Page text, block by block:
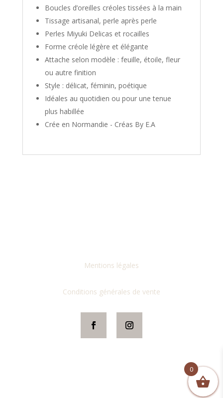
Boucles d’oreilles créoles tissées à la main
Tissage artisanal, perle après perle
Perles Miyuki Delicas et rocailles
Forme créole légère et élégante
Attache selon modèle : feuille, étoile, fleur
ou autre finition
Style : délicat, féminin, poétique
Idéales au quotidien ou pour une tenue
plus habillée
Crée en Normandie - Créas By E.A
Mentions légales
Conditions générales de vente
0